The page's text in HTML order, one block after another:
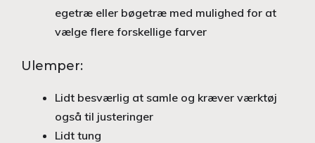
egetræ eller bøgetræ med mulighed for at
vælge flere forskellige farver
Ulemper:
Lidt besværlig at samle og kræver værktøj
også til justeringer
Lidt tung